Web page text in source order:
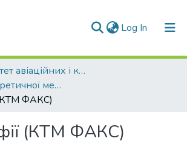
Log In (current)
Факультет авіаційних і космічних систем (ФАКС)
Кафедра теоретичної механіки
ФАКС)
(КТМ ФАКС)